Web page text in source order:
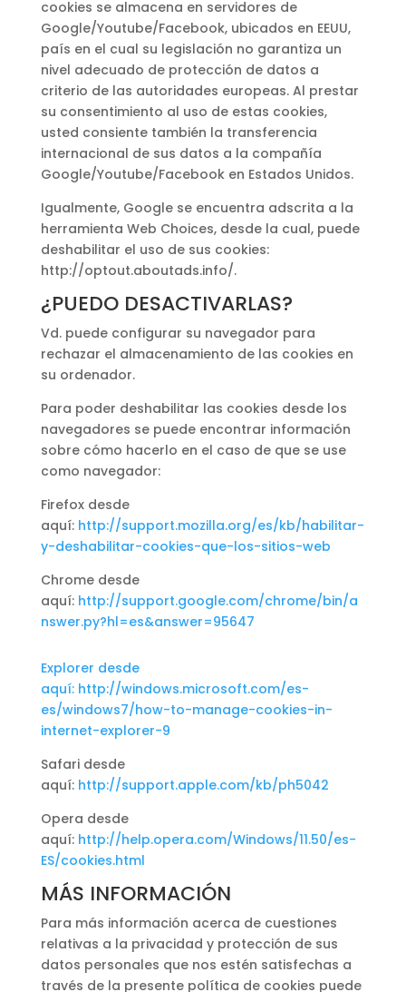
cookies se almacena en servidores de
Google/Youtube/Facebook, ubicados en EEUU,
país en el cual su legislación no garantiza un
nivel adecuado de protección de datos a
criterio de las autoridades europeas. Al prestar
su consentimiento al uso de estas cookies,
usted consiente también la transferencia
internacional de sus datos a la compañía
Google/Youtube/Facebook en Estados Unidos.
Igualmente, Google se encuentra adscrita a la
herramienta Web Choices, desde la cual, puede
deshabilitar el uso de sus cookies:
http://optout.aboutads.info/.
¿PUEDO DESACTIVARLAS?
Vd. puede configurar su navegador para
rechazar el almacenamiento de las cookies en
su ordenador.
Para poder deshabilitar las cookies desde los
navegadores se puede encontrar información
sobre cómo hacerlo en el caso de que se use
como navegador:
Firefox desde
aquí: http://support.mozilla.org/es/kb/habilitar-
y-deshabilitar-cookies-que-los-sitios-web
Chrome desde
aquí: http://support.google.com/chrome/bin/a
nswer.py?hl=es&answer=95647
Explorer desde
aquí: http://windows.microsoft.com/es-
es/windows7/how-to-manage-cookies-in-
internet-explorer-9
Safari desde
aquí: http://support.apple.com/kb/ph5042
Opera desde
aquí: http://help.opera.com/Windows/11.50/es-
ES/cookies.html
MÁS INFORMACIÓN
Para más información acerca de cuestiones
relativas a la privacidad y protección de sus
datos personales que nos estén satisfechas a
través de la presente política de cookies puede